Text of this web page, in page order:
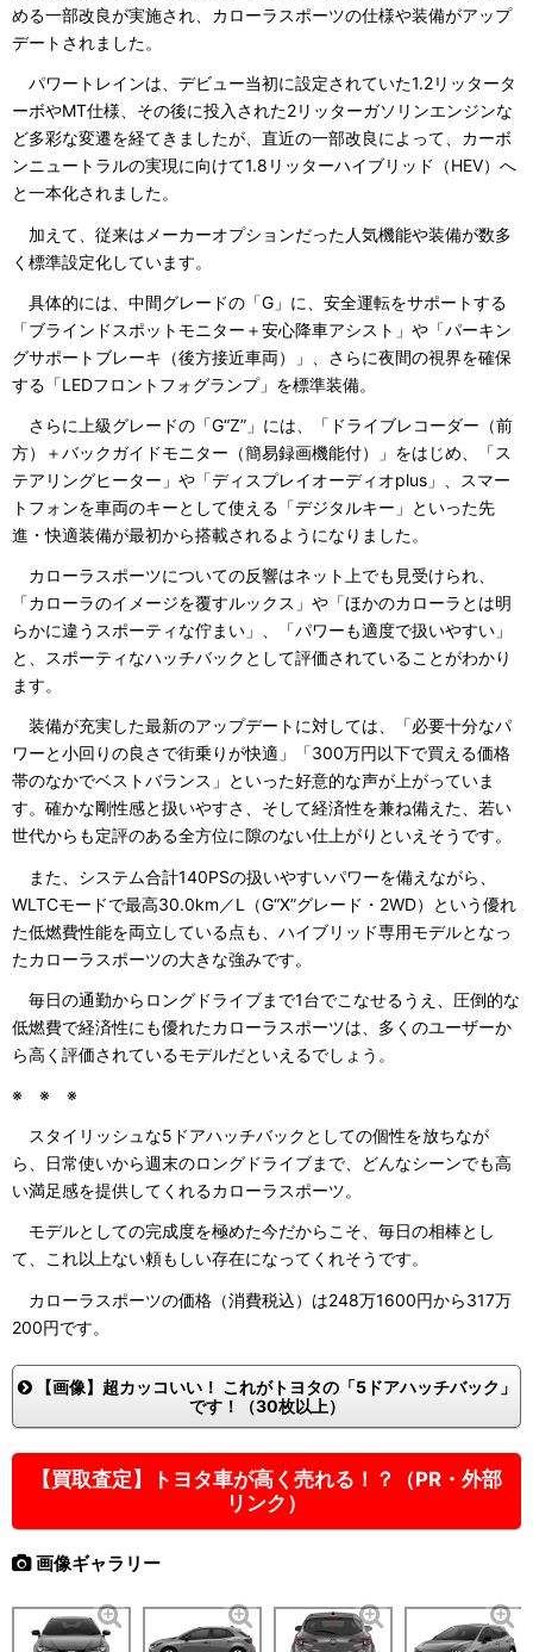
める一部改良が実施され、カローラスポーツの仕様や装備がアップ
デートされました。
パワートレインは、デビュー当初に設定されていた1.2リッタータ
ーボやMT仕様、その後に投入された2リッターガソリンエンジンな
ど多彩な変遷を経てきましたが、直近の一部改良によって、カーボ
ンニュートラルの実現に向けて1.8リッターハイブリッド（HEV）へ
と一本化されました。
加えて、従来はメーカーオプションだった人気機能や装備が数多
く標準設定化しています。
具体的には、中間グレードの「G」に、安全運転をサポートする
「ブラインドスポットモニター＋安心降車アシスト」や「パーキン
グサポートブレーキ（後方接近車両）」、さらに夜間の視界を確保
する「LEDフロントフォグランプ」を標準装備。
さらに上級グレードの「G“Z”」には、「ドライブレコーダー（前
方）＋バックガイドモニター（簡易録画機能付）」をはじめ、「ス
テアリングヒーター」や「ディスプレイオーディオplus」、スマー
トフォンを車両のキーとして使える「デジタルキー」といった先
進・快適装備が最初から搭載されるようになりました。
カローラスポーツについての反響はネット上でも見受けられ、
「カローラのイメージを覆すルックス」や「ほかのカローラとは明
らかに違うスポーティな佇まい」、「パワーも適度で扱いやすい」
と、スポーティなハッチバックとして評価されていることがわかり
ます。
装備が充実した最新のアップデートに対しては、「必要十分なパ
ワーと小回りの良さで街乗りが快適」「300万円以下で買える価格
帯のなかでベストバランス」といった好意的な声が上がっていま
す。確かな剛性感と扱いやすさ、そして経済性を兼ね備えた、若い
世代からも定評のある全方位に隙のない仕上がりといえそうです。
また、システム合計140PSの扱いやすいパワーを備えながら、
WLTCモードで最高30.0km／L（G“X”グレード・2WD）という優れ
た低燃費性能を両立している点も、ハイブリッド専用モデルとなっ
たカローラスポーツの大きな強みです。
毎日の通勤からロングドライブまで1台でこなせるうえ、圧倒的な
低燃費で経済性にも優れたカローラスポーツは、多くのユーザーか
ら高く評価されているモデルだといえるでしょう。
※ ※ ※
スタイリッシュな5ドアハッチバックとしての個性を放ちなが
ら、日常使いから週末のロングドライブまで、どんなシーンでも高
い満足感を提供してくれるカローラスポーツ。
モデルとしての完成度を極めた今だからこそ、毎日の相棒とし
て、これ以上ない頼もしい存在になってくれそうです。
カローラスポーツの価格（消費税込）は248万1600円から317万
200円です。
【画像】超カッコいい！ これがトヨタの「5ドアハッチバック」
です！（30枚以上）
【買取査定】トヨタ車が高く売れる！？（PR・外部
リンク）
画像ギャラリー